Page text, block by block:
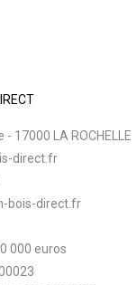
17000 LA ROCHELLE
direct.fr
bois-direct.fr
000 euros